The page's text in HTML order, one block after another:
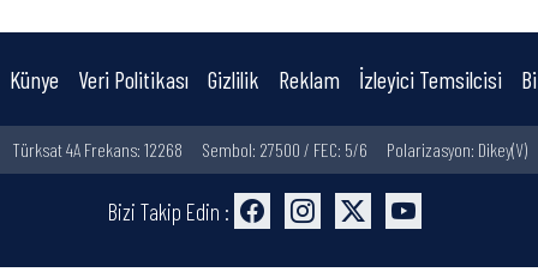
Künye Veri Politikası Gizlilik Reklam İzleyici Temsilcisi
Türksat 4A Frekans: 12268 Sembol: 27500 / FEC: 5/6 Polarizasyon: Dikey(V)
Bizi Takip Edin :